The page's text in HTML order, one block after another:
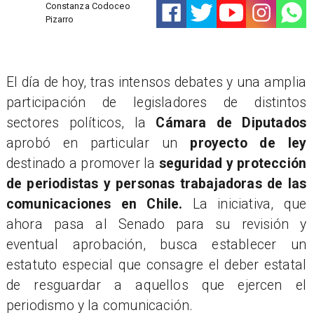
Constanza Codoceo
Pizarro
​El día de hoy, tras intensos debates y una amplia
participación de legisladores de distintos
sectores políticos, la Cámara de Diputados
aprobó en particular un proyecto de ley
destinado a promover la seguridad y protección
de periodistas y personas trabajadoras de las
comunicaciones en Chile. La iniciativa, que
ahora pasa al Senado para su revisión y
eventual aprobación, busca establecer un
estatuto especial que consagre el deber estatal
de resguardar a aquellos que ejercen el
periodismo y la comunicación.